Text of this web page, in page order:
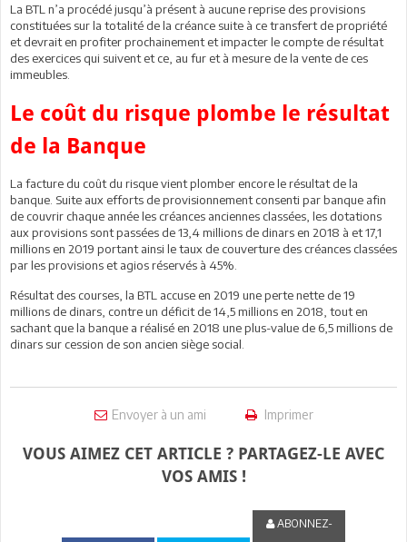
La BTL n’a procédé jusqu’à présent à aucune reprise des provisions
constituées sur la totalité de la créance suite à ce transfert de propriété
et devrait en profiter prochainement et impacter le compte de résultat
des exercices qui suivent et ce, au fur et à mesure de la vente de ces
immeubles.
Le coût du risque plombe le résultat
de la Banque
La facture du coût du risque vient plomber encore le résultat de la
banque. Suite aux efforts de provisionnement consenti par banque afin
de couvrir chaque année les créances anciennes classées, les dotations
aux provisions sont passées de 13,4 millions de dinars en 2018 à et 17,1
millions en 2019 portant ainsi le taux de couverture des créances classées
par les provisions et agios réservés à 45%.
Résultat des courses, la BTL accuse en 2019 une perte nette de 19
millions de dinars, contre un déficit de 14,5 millions en 2018, tout en
sachant que la banque a réalisé en 2018 une plus-value de 6,5 millions de
dinars sur cession de son ancien siège social.
Envoyer à un ami Imprimer
VOUS AIMEZ CET ARTICLE ? PARTAGEZ-LE AVEC
VOS AMIS !
ABONNEZ-